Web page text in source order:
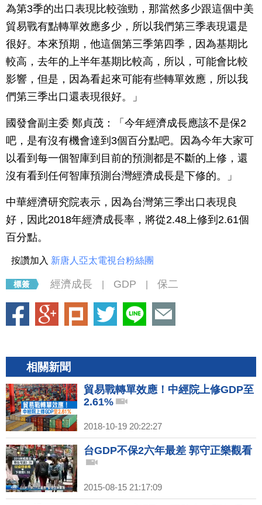
為第3季的出口表現比較強勁，那當然多少跟這個中美
貿易戰有點轉單效應多少，所以我們第三季表現還是
很好。本來預期，他這個第三季第四季，因為基期比
較高，去年的上半年基期比較高，所以，可能會比較
影響，但是，因為看起來可能有些轉單效應，所以我
們第三季出口還表現很好。」
國發會副主委 鄭貞茂：「今年經濟成長應該不是保2
吧，是有沒有機會達到3個百分點吧。因為今年大家可
以看到每一個智庫到目前的預測都是不斷的上修，還
沒有看到任何智庫預測台灣經濟成長是下修的。」
中華經濟研究院表示，因為台灣第三季出口表現良
好，因此2018年經濟成長率，將從2.48上修到2.61個
百分點。
按讚加入 新唐人亞太電視台粉絲團
經濟成長 GDP 保二
相關新聞
貿易戰轉單效應！中經院上修GDP至
2.61%
2018-10-19 20:22:27
台GDP不保2六年最差 郭守正樂觀看
2015-08-15 21:17:09